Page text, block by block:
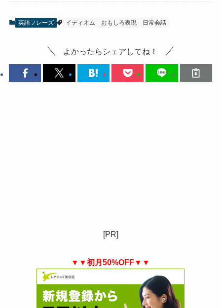
英語フレーズ イディオム おもしろ表現 日常会話
よかったらシェアしてね！
[PR]
▼▼初月50%OFF▼▼